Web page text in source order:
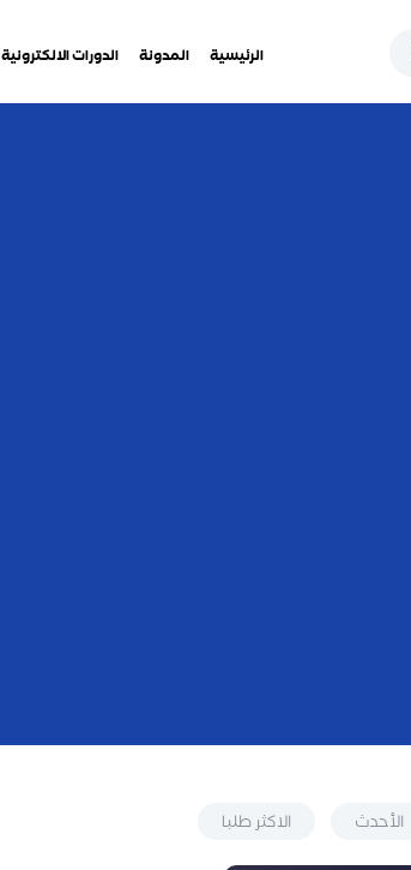
الرئيسية المدونة الدورات الالكترونية
الأحدث الاكثر طلبا